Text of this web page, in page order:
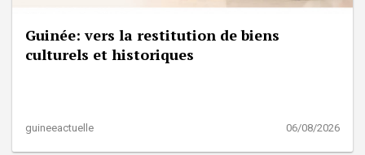
Guinée: vers la restitution de biens
culturels et historiques
guineeactuelle 06/08/2026